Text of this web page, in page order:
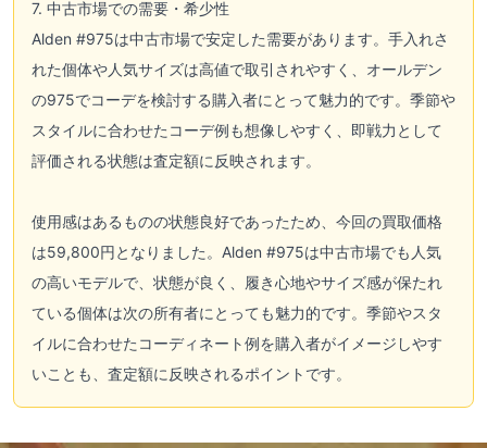
7. 中古市場での需要・希少性
Alden #975は中古市場で安定した需要があります。手入れさ
れた個体や人気サイズは高値で取引されやすく、オールデン
の975でコーデを検討する購入者にとって魅力的です。季節や
スタイルに合わせたコーデ例も想像しやすく、即戦力として
評価される状態は査定額に反映されます。
使用感はあるものの状態良好であったため、今回の買取価格
は59,800円となりました。Alden #975は中古市場でも人気
の高いモデルで、状態が良く、履き心地やサイズ感が保たれ
ている個体は次の所有者にとっても魅力的です。季節やスタ
イルに合わせたコーディネート例を購入者がイメージしやす
いことも、査定額に反映されるポイントです。